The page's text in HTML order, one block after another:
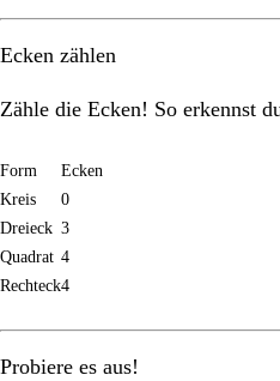
Ecken zählen
Zähle die Ecken! So erkennst
Form
Ecken
Kreis
0
Dreieck 3
Quadrat 4
Rechteck4
Probiere es aus!